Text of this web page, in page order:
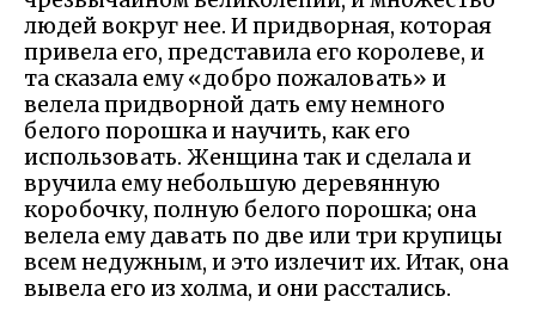
людей вокруг нее. И придворная, которая
привела его, представила его королеве, и
та сказала ему «добро пожаловать» и
велела придворной дать ему немного
белого порошка и научить, как его
использовать. Женщина так и сделала и
вручила ему небольшую деревянную
коробочку, полную белого порошка; она
велела ему давать по две или три крупицы
всем недужным, и это излечит их. Итак, она
вывела его из холма, и они расстались.